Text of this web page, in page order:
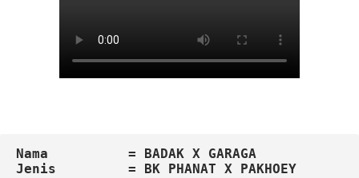
Nama          = BADAK X GARAGA
Jenis         = BK PHANAT X PAKHOEY